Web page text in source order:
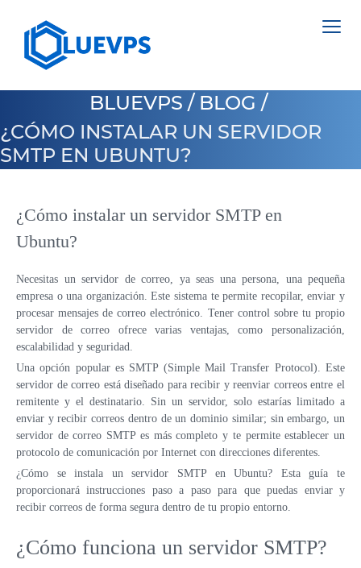
VPS INGLATERRA
VPS SUECIA
VPS HONG KONG
VPS CHIPRE
VPS ESTADOS UNIDOS >
VPS LOS ÁNGELES
VPS ATLANTA
VPS CANADÁ
VPS FRANCIA
FRÁNCFORT VPS
SERVIDORES DEDICADOS >
POLAND
ESTONIA
CYPRUS
SWEDEN
HONG KONG
VPS DE 10 GBPS
VPS DE ALTA CARGA
COLOCACIÓN
ES
BLUEVPS / BLOG /
¿CÓMO INSTALAR UN SERVIDOR
SMTP EN UBUNTU?
¿Cómo instalar un servidor SMTP en
Ubuntu?
Necesitas un servidor de correo, ya seas una persona, una pequeña
empresa o una organización. Este sistema te permite recopilar, enviar y
procesar mensajes de correo electrónico. Tener control sobre tu propio
servidor de correo ofrece varias ventajas, como personalización,
escalabilidad y seguridad.
Una opción popular es SMTP (Simple Mail Transfer Protocol). Este
servidor de correo está diseñado para recibir y reenviar correos entre el
remitente y el destinatario. Sin un servidor, solo estarías limitado a
enviar y recibir correos dentro de un dominio similar; sin embargo, un
servidor de correo SMTP es más completo y te permite establecer un
protocolo de comunicación por Internet con direcciones diferentes.
¿Cómo se instala un servidor SMTP en Ubuntu? Esta guía te
proporcionará instrucciones paso a paso para que puedas enviar y
recibir correos de forma segura dentro de tu propio entorno.
¿Cómo funciona un servidor SMTP?